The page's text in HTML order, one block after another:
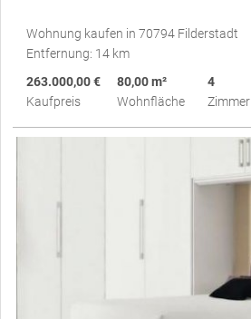
Wohnung kaufen in 70794 Filderstadt
Entfernung: 14 km
263.000,00 €
Kaufpreis
80,00 m²
Wohnfläche
4
Zimmer